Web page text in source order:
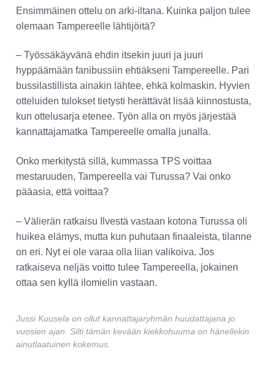
Ensimmäinen ottelu on arki-iltana. Kuinka paljon tulee
olemaan Tampereelle lähtijöitä?
– Työssäkäyvänä ehdin itsekin juuri ja juuri
hyppäämään fanibussiin ehtiäkseni Tampereelle. Pari
bussilastillista ainakin lähtee, ehkä kolmaskin. Hyvien
otteluiden tulokset tietysti herättävät lisää kiinnostusta,
kun ottelusarja etenee. Työn alla on myös järjestää
kannattajamatka Tampereelle omalla junalla.
Onko merkitystä sillä, kummassa TPS voittaa
mestaruuden, Tampereella vai Turussa? Vai onko
pääasia, että voittaa?
– Välierän ratkaisu Ilvestä vastaan kotona Turussa oli
huikea elämys, mutta kun puhutaan finaaleista, tilanne
on eri. Nyt ei ole varaa olla liian valikoiva. Jos
ratkaiseva neljäs voitto tulee Tampereella, jokainen
ottaa sen kyllä ilomielin vastaan.
Jussi Kuusela on ollut kannattajaryhmän huudattajana jo
vuosien ajan. Silti tämän kevään kiekkohuuma on hänellekin
ainutlaatuinen kokemus.